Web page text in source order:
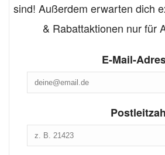
sind! Außerdem erwarten dich
& Rabattaktionen nur für
E-Mail-